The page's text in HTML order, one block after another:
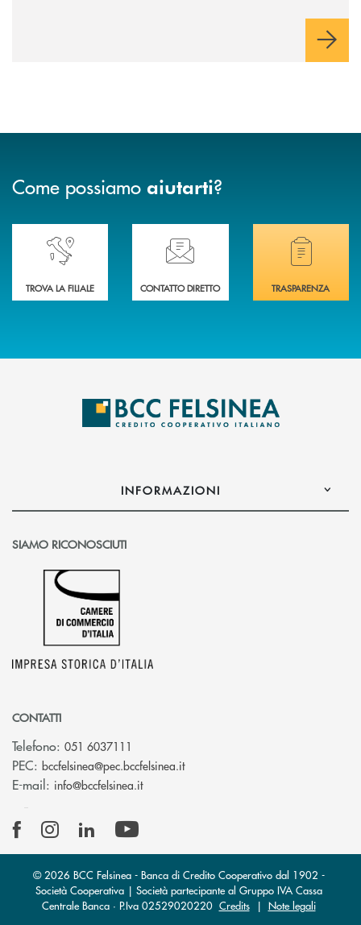
sviluppo di una relazione consapevole con il denaro, sempre
Come possiamo aiutarti?
Accedi all' elenco completo delle nostre&nbsp; filiali .
TROVA LA FILIALE
Ti serve assistenza immediata? Contattaci!
CONTATTO DIRETTO
Hai bisogno di
TRASPARENZA
INFORMAZIONI
SIAMO RICONOSCIUTI
CONTATTI
Telefono: 051 6037111
PEC: bccfelsinea@pec.bccfelsinea.it(si apre l’app di posta
E-mail: info@bccfelsinea.it(si apre l’app di posta elettronica)
© 2026 BCC Felsinea - Banca di Credito Cooperativo dal 1902 -
Società Cooperativa | Società partecipante al Gruppo IVA Cassa
Centrale Banca · P.Iva 02529020220 Credits| Note legali